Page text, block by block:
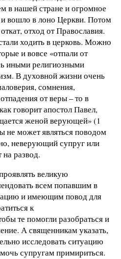
в нашей стране и огромное
вошло в лоно Церкви. Потом
отход от Православия.
ходить в церковь. Можно
и вовсе «отпали от
иными религиозными
В духовной жизни очень
сомнения,
от веры – то в
говорит апостол Павел,
женой верующей» (1
не может являться поводом
неверующий супруг или
развод.
великую
всем попавшим в
и имеющим повод для
к
те помогли разобраться и
А священникам указать,
исследовать ситуацию
супругам примириться.